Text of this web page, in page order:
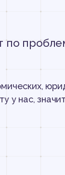
по
у нас,